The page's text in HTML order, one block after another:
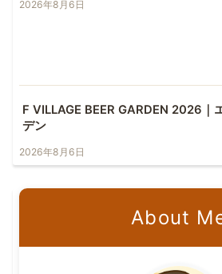
2026年8月6日
F VILLAGE BEER GARDEN 2026｜
デン
2026年8月6日
About